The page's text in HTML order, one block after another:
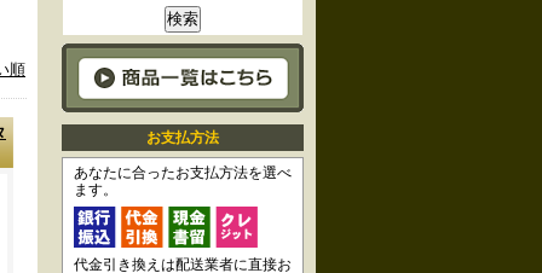
順
お支払方法
あなたに合ったお支払方法を選べ
ます。
代金引き換えは配送業者に直接お